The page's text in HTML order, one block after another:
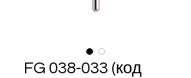
FG 038-033 (код